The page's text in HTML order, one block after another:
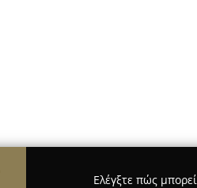
Ελέγξτε πώς